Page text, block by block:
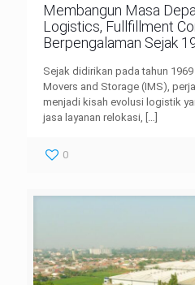
Membangun Masa
Logistics, Fullfillment
Berpengalaman Sejak
Sejak didirikan pada tahun
Movers and Storage (IMS),
menjadi kisah evolusi logistik
jasa layanan relokasi, […]
0